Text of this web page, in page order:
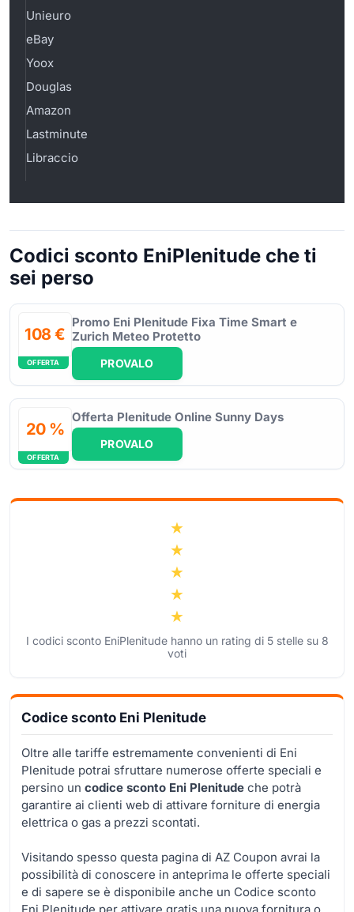
Unieuro
eBay
Yoox
Douglas
Amazon
Lastminute
Libraccio
Codici sconto EniPlenitude che ti
sei perso
108 €
OFFERTA
Promo Eni Plenitude Fixa Time Smart e
Zurich Meteo Protetto
PROVALO
20 %
OFFERTA
Offerta Plenitude Online Sunny Days
PROVALO
I codici sconto EniPlenitude hanno un rating di 5stelle su 8
voti
Codice sconto Eni Plenitude
Oltre alle tariffe estremamente convenienti di Eni
Plenitude potrai sfruttare numerose offerte speciali e
persino un codice sconto Eni Plenitude che potrà
garantire ai clienti web di attivare forniture di energia
elettrica o gas a prezzi scontati.
Visitando spesso questa pagina di AZ Coupon avrai la
possibilità di conoscere in anteprima le offerte speciali
e di sapere se è disponibile anche un Codice sconto
Eni Plenitude per attivare gratis una nuova fornitura o